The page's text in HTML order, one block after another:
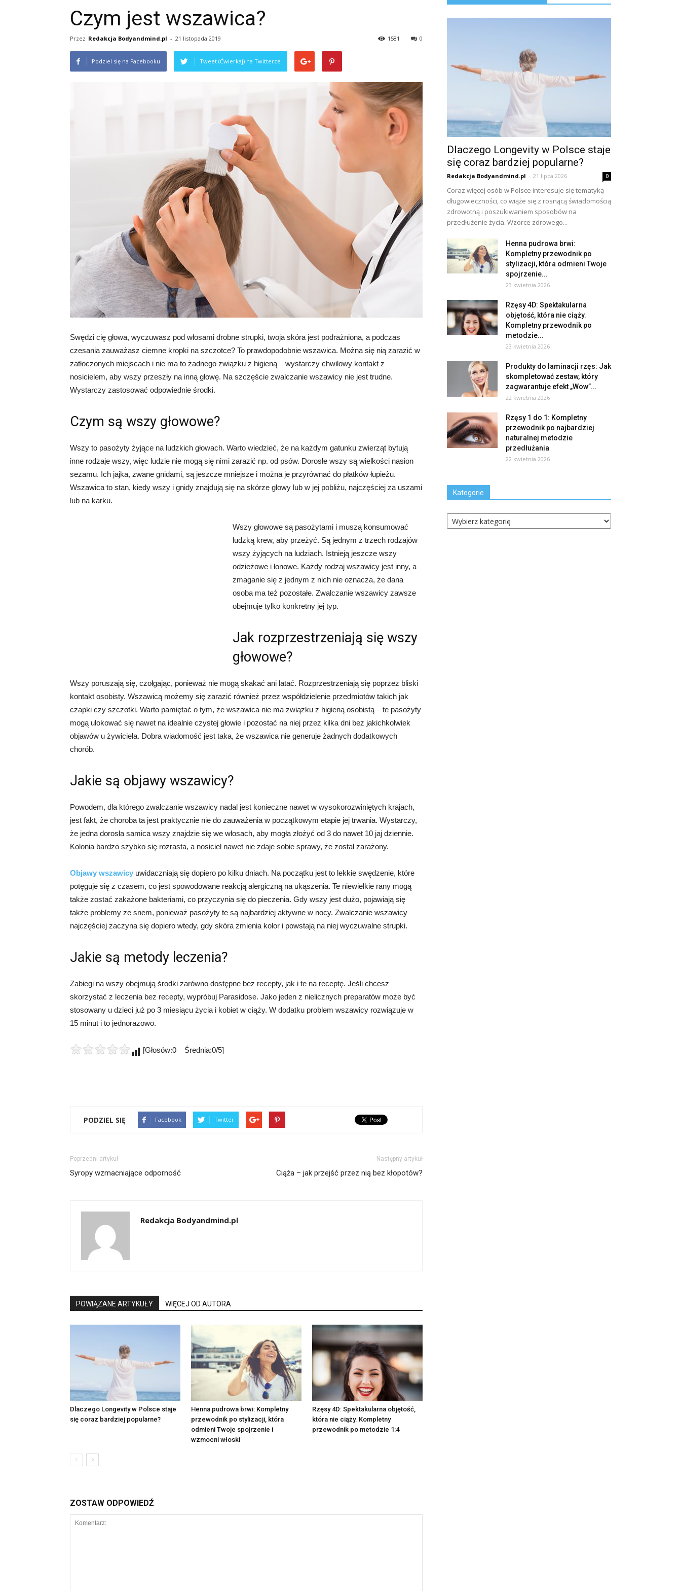
Czym jest wszawica?
Przez Redakcja Bodyandmind.pl - 21 listopada 2019 0
1581
Podziel się na Facebooku Tweet (Ćwierkaj) na Twitterze
Swędzi cię głowa, wyczuwasz pod włosami drobne strupki, twoja skóra jest podrażniona, a podczas
czesania zauważasz ciemne kropki na szczotce? To prawdopodobnie wszawica. Można się nią zarazić w
zatłoczonych miejscach i nie ma to żadnego związku z higieną – wystarczy chwilowy kontakt z
nosicielem, aby wszy przeszły na inną głowę. Na szczęście zwalczanie wszawicy nie jest trudne.
Wystarczy zastosować odpowiednie środki.
Czym są wszy głowowe?
Wszy to pasożyty żyjące na ludzkich głowach. Warto wiedzieć, że na każdym gatunku zwierząt bytują
inne rodzaje wszy, więc ludzie nie mogą się nimi zarazić np. od psów. Dorosłe wszy są wielkości nasion
sezamu. Ich jajka, zwane gnidami, są jeszcze mniejsze i można je przyrównać do płatków łupieżu.
Wszawica to stan, kiedy wszy i gnidy znajdują się na skórze głowy lub w jej pobliżu, najczęściej za uszami
lub na karku.
Wszy głowowe są pasożytami i muszą konsumować
ludzką krew, aby przeżyć. Są jednym z trzech rodzajów
wszy żyjących na ludziach. Istnieją jeszcze wszy
odzieżowe i łonowe. Każdy rodzaj wszawicy jest inny, a
zmaganie się z jednym z nich nie oznacza, że ​​dana
osoba ma też pozostałe. Zwalczanie wszawicy zawsze
obejmuje tylko konkretny jej typ.
Jak rozprzestrzeniają się wszy
głowowe?
Wszy poruszają się, czołgając, ponieważ nie mogą skakać ani latać. Rozprzestrzeniają się poprzez bliski
kontakt osobisty. Wszawicą możemy się zarazić również przez współdzielenie przedmiotów takich jak
czapki czy szczotki. Warto pamiętać o tym, że wszawica nie ma związku z higieną osobistą – te pasożyty
mogą ulokować się nawet na idealnie czystej głowie i pozostać na niej przez kilka dni bez jakichkolwiek
objawów u żywiciela. Dobra wiadomość jest taka, że wszawica nie generuje żadnych dodatkowych
chorób.
Jakie są objawy wszawicy?
Powodem, dla którego zwalczanie wszawicy nadal jest konieczne nawet w wysokorozwiniętych krajach,
jest fakt, że choroba ta jest praktycznie nie do zauważenia w początkowym etapie jej trwania. Wystarczy,
że jedna dorosła samica wszy znajdzie się we włosach, aby mogła złożyć od 3 do nawet 10 jaj dziennie.
Kolonia bardzo szybko się rozrasta, a nosiciel nawet nie zdaje sobie sprawy, że został zarażony.
Objawy wszawicy uwidaczniają się dopiero po kilku dniach. Na początku jest to lekkie swędzenie, które
potęguje się z czasem, co jest spowodowane reakcją alergiczną na ukąszenia. Te niewielkie rany mogą
także zostać zakażone bakteriami, co przyczynia się do pieczenia. Gdy wszy jest dużo, pojawiają się
także problemy ze snem, ponieważ pasożyty te są najbardziej aktywne w nocy. Zwalczanie wszawicy
najczęściej zaczyna się dopiero wtedy, gdy skóra zmienia kolor i powstają na niej wyczuwalne strupki.
Jakie są metody leczenia?
Zabiegi na wszy obejmują środki zarówno dostępne bez recepty, jak i te na receptę. Jeśli chcesz
skorzystać z leczenia bez recepty, wypróbuj Parasidose. Jako jeden z nielicznych preparatów może być
stosowany u dzieci już po 3 miesiącu życia i kobiet w ciąży. W dodatku problem wszawicy rozwiązuje w
15 minut i to jednorazowo.
[Głosów:0 Średnia:0/5]
PODZIEL SIĘ Facebook Twitter
Poprzedni artykuł
Syropy wzmacniające odporność
Następny artykuł
Ciąża – jak przejść przez nią bez kłopotów?
Redakcja Bodyandmind.pl
POWIĄZANE ARTYKUŁY WIĘCEJ OD AUTORA
Dlaczego Longevity w Polsce staje
się coraz bardziej popularne?
Henna pudrowa brwi: Kompletny
przewodnik po stylizacji, która
odmieni Twoje spojrzenie i
wzmocni włoski
Rzęsy 4D: Spektakularna objętość,
która nie ciąży. Kompletny
przewodnik po metodzie 1:4
ZOSTAW ODPOWIEDŹ
Dlaczego Longevity w Polsce staje
się coraz bardziej popularne?
Redakcja Bodyandmind.pl - 21 lipca 2026 0
Coraz więcej osób w Polsce interesuje się tematyką
długowieczności, co wiąże się z rosnącą świadomością
zdrowotną i poszukiwaniem sposobów na
przedłużenie życia. Wzorce zdrowego...
Henna pudrowa brwi:
Kompletny przewodnik po
stylizacji, która odmieni Twoje
spojrzenie...
23 kwietnia 2026
Rzęsy 4D: Spektakularna
objętość, która nie ciąży.
Kompletny przewodnik po
metodzie...
23 kwietnia 2026
Produkty do laminacji rzęs: Jak
skompletować zestaw, który
zagwarantuje efekt „Wow”...
22 kwietnia 2026
Rzęsy 1 do 1: Kompletny
przewodnik po najbardziej
naturalnej metodzie
przedłużania
22 kwietnia 2026
Kategorie
Kategorie